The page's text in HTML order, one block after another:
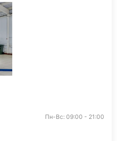
Пн-Вс: 09:00 - 21:00